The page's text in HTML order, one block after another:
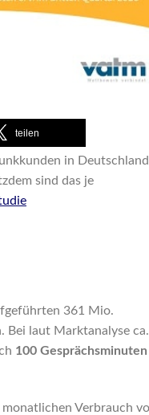
teilen
in Deutschland
sind das je
361 Mio.
Bei laut Marktanalyse ca.
100 Gesprächsminuten
Verbrauch